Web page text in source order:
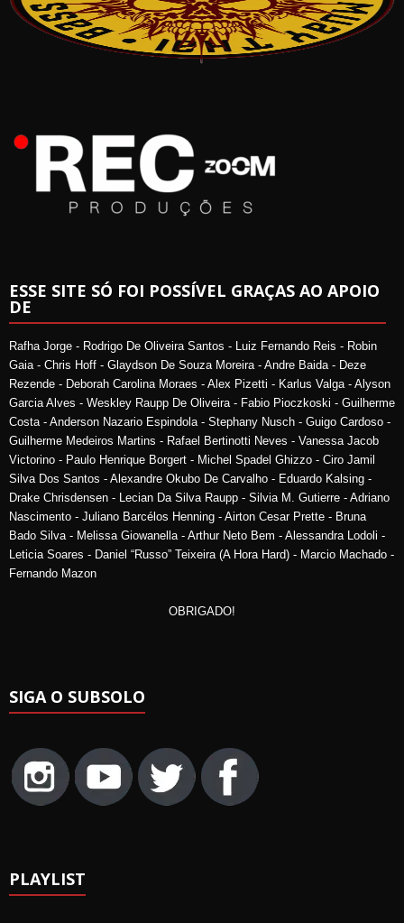
ESSE SITE SÓ FOI POSSÍVEL GRAÇAS AO APOIO
DE
Rafha Jorge - Rodrigo De Oliveira Santos - Luiz Fernando Reis - Robin
Gaia - Chris Hoff - Glaydson De Souza Moreira - Andre Baida - Deze
Rezende - Deborah Carolina Moraes - Alex Pizetti - Karlus Valga - Alyson
Garcia Alves - Weskley Raupp De Oliveira - Fabio Pioczkoski - Guilherme
Costa - Anderson Nazario Espindola - Stephany Nusch - Guigo Cardoso -
Guilherme Medeiros Martins - Rafael Bertinotti Neves - Vanessa Jacob
Victorino - Paulo Henrique Borgert - Michel Spadel Ghizzo - Ciro Jamil
Silva Dos Santos - Alexandre Okubo De Carvalho - Eduardo Kalsing -
Drake Chrisdensen - Lecian Da Silva Raupp - Silvia M. Gutierre - Adriano
Nascimento - Juliano Barcélos Henning - Airton Cesar Prette - Bruna
Bado Silva - Melissa Giowanella - Arthur Neto Bem - Alessandra Lodoli -
Leticia Soares - Daniel “Russo” Teixeira (A Hora Hard) - Marcio Machado -
Fernando Mazon
OBRIGADO!
SIGA O SUBSOLO
PLAYLIST